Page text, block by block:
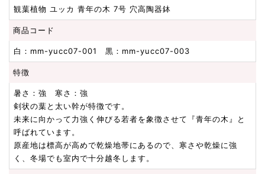
観葉植物 ユッカ 青年の木 7号 穴高陶器鉢
商品コード
白：mm-yucc07-001 黒：mm-yucc07-003
特徴
暑さ：強 寒さ：強
剣状の葉と太い幹が特徴です。
未来に向かって力強く伸びる若者を象徴させて『青年の木』と
呼ばれています。
原産地は標高が高めで乾燥地帯にあるので、寒さや乾燥に強
く、冬場でも室内で十分越冬します。